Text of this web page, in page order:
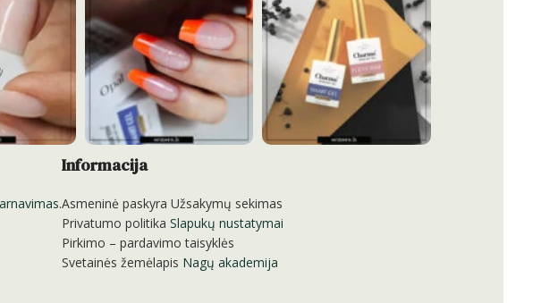
Informacija
Asmeninė paskyra Užsakymų sekimas
Privatumo politika Slapukų nustatymai
Pirkimo – pardavimo taisyklės
Svetainės žemėlapis Nagų akademija